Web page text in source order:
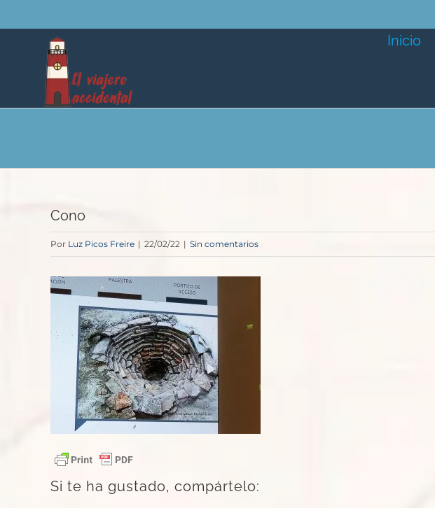
al
contenido
Inicio
Cono
Por Luz Picos Freire | 22/02/22 | Sin comentarios
Si te ha gustado, compártelo: